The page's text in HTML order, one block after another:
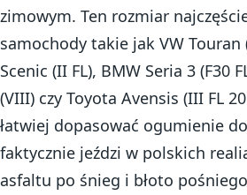
zimowym. Ten rozmiar
samochody takie jak VW Touran
Scenic (II FL), BMW Seria 3 (F30
(VIII) czy Toyota Avensis (III FL
łatwiej dopasować ogumienie
faktycznie jeździ w polskich
asfaltu po śnieg i błoto